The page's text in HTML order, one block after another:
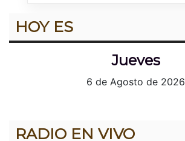
HOY ES
Jueves
6 de Agosto de 2026
RADIO EN VIVO